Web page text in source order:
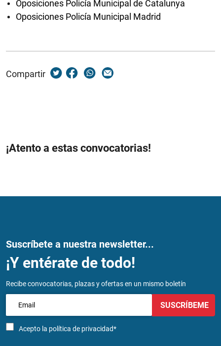
Oposiciones Policía Municipal de Catalunya
Oposiciones Policía Municipal Madrid
Compartir
¡Atento a estas convocatorias!
Suscríbete a nuestra newsletter...
¡Y entérate de todo!
Recibe convocatorias, plazas y ofertas en un mismo boletín
Acepto la política de privacidad*
SUSCRÍBEME